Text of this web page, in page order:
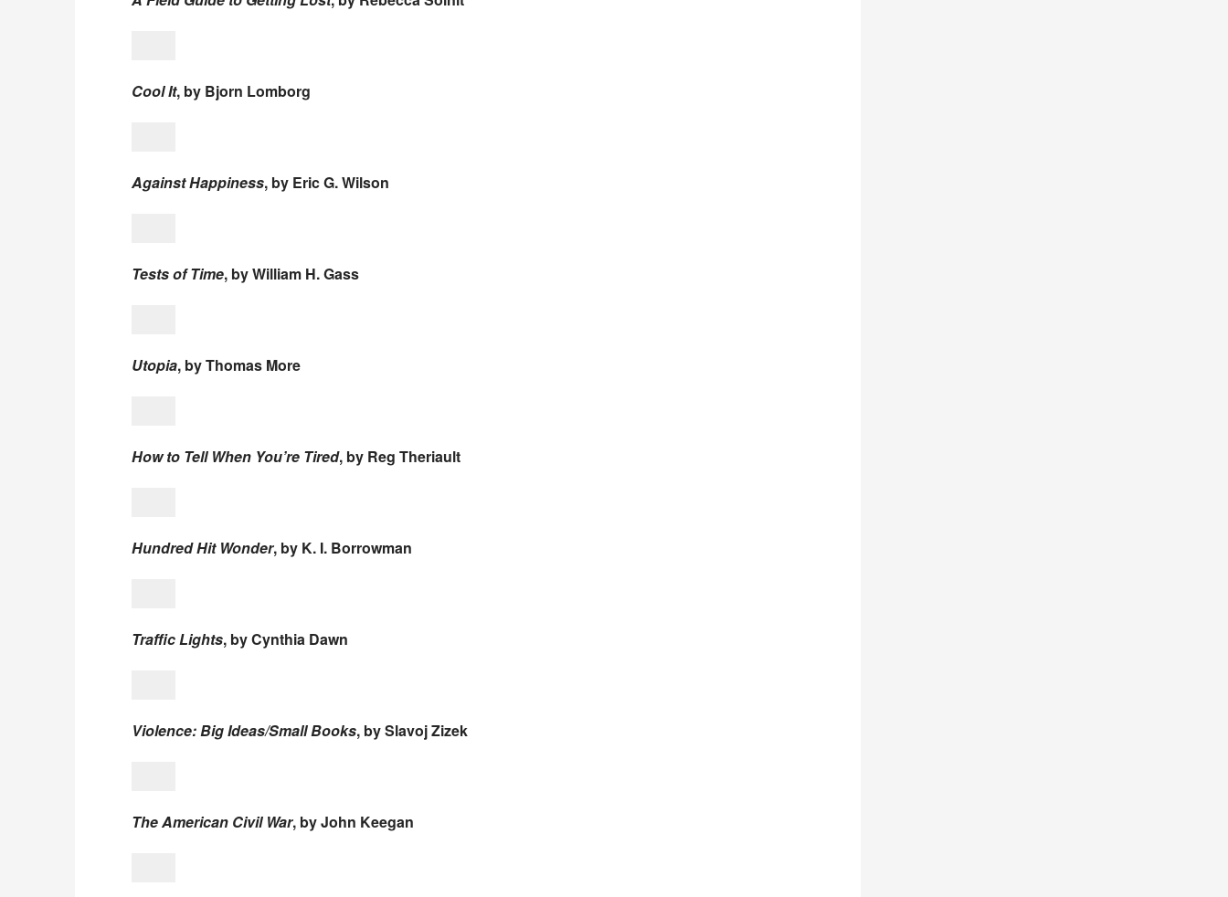
Cool It, by Bjorn Lomborg
Against Happiness, by Eric G. Wilson
Tests of Time, by William H. Gass
Utopia, by Thomas More
How to Tell When You’re Tired, by Reg Theriault
Hundred Hit Wonder, by K. I. Borrowman
Traffic Lights, by Cynthia Dawn
Violence: Big Ideas/Small Books, by Slavoj Zizek
The American Civil War, by John Keegan